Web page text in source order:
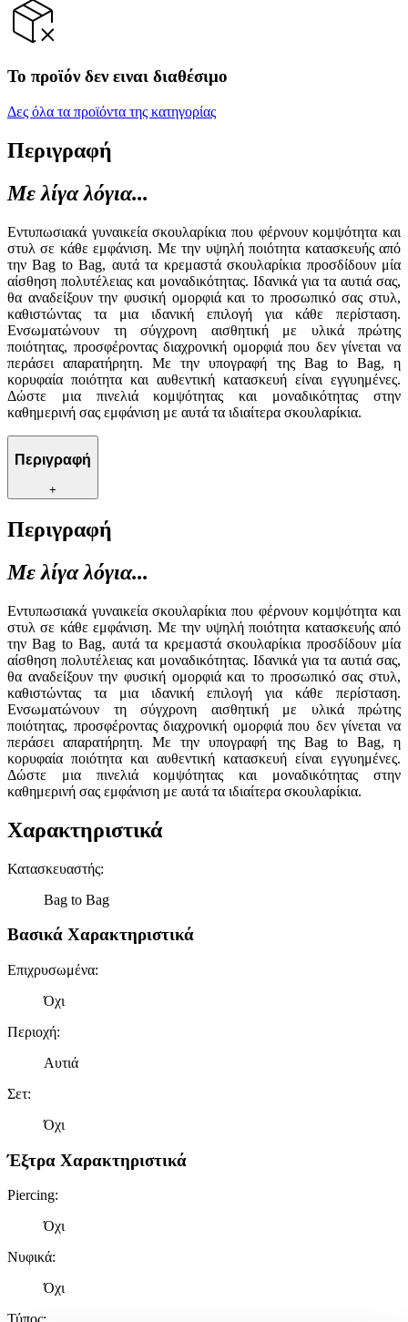
Το προϊόν δεν ειναι διαθέσιμο
Δες όλα τα προϊόντα της κατηγορίας
Περιγραφή
Με λίγα λόγια...
Εντυπωσιακά γυναικεία σκουλαρίκια που φέρνουν κομψότητα και
στυλ σε κάθε εμφάνιση. Με την υψηλή ποιότητα κατασκευής από
την Bag to Bag, αυτά τα κρεμαστά σκουλαρίκια προσδίδουν μία
αίσθηση πολυτέλειας και μοναδικότητας. Ιδανικά για τα αυτιά σας,
θα αναδείξουν την φυσική ομορφιά και το προσωπικό σας στυλ,
καθιστώντας τα μια ιδανική επιλογή για κάθε περίσταση.
Ενσωματώνουν τη σύγχρονη αισθητική με υλικά πρώτης
ποιότητας, προσφέροντας διαχρονική ομορφιά που δεν γίνεται να
περάσει απαρατήρητη. Με την υπογραφή της Bag to Bag, η
κορυφαία ποιότητα και αυθεντική κατασκευή είναι εγγυημένες.
Δώστε μια πινελιά κομψότητας και μοναδικότητας στην
καθημερινή σας εμφάνιση με αυτά τα ιδιαίτερα σκουλαρίκια.
Περιγραφή
+
Περιγραφή
Με λίγα λόγια...
Εντυπωσιακά γυναικεία σκουλαρίκια που φέρνουν κομψότητα και
στυλ σε κάθε εμφάνιση. Με την υψηλή ποιότητα κατασκευής από
την Bag to Bag, αυτά τα κρεμαστά σκουλαρίκια προσδίδουν μία
αίσθηση πολυτέλειας και μοναδικότητας. Ιδανικά για τα αυτιά σας,
θα αναδείξουν την φυσική ομορφιά και το προσωπικό σας στυλ,
καθιστώντας τα μια ιδανική επιλογή για κάθε περίσταση.
Ενσωματώνουν τη σύγχρονη αισθητική με υλικά πρώτης
ποιότητας, προσφέροντας διαχρονική ομορφιά που δεν γίνεται να
περάσει απαρατήρητη. Με την υπογραφή της Bag to Bag, η
κορυφαία ποιότητα και αυθεντική κατασκευή είναι εγγυημένες.
Δώστε μια πινελιά κομψότητας και μοναδικότητας στην
καθημερινή σας εμφάνιση με αυτά τα ιδιαίτερα σκουλαρίκια.
Χαρακτηριστικά
Κατασκευαστής:
Bag to Bag
Βασικά Χαρακτηριστικά
Επιχρυσωμένα:
Όχι
Περιοχή:
Αυτιά
Σετ:
Όχι
Έξτρα Χαρακτηριστικά
Piercing:
Όχι
Νυφικά:
Όχι